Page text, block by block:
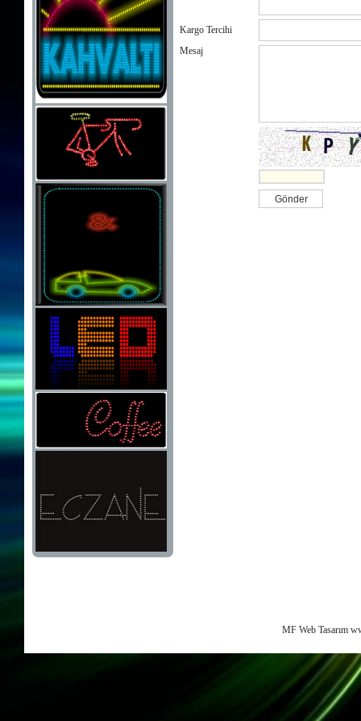
Kargo Tercihi
Mesaj
MF Web Tasarım